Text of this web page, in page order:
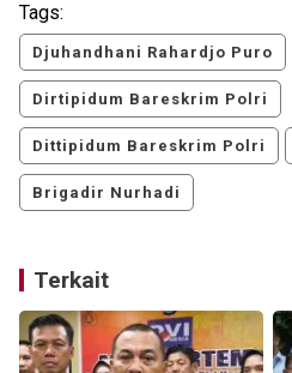
Tags:
Djuhandhani Rahardjo Puro
Dirtipidum Bareskrim Polri
Dittipidum Bareskrim Polri
Brigadir Nurhadi
Terkait